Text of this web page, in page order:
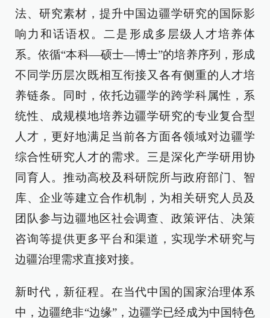
法、研究素材，提升中国边疆学研究的国际影
响力和话语权。二是形成多层级人才培养体
系。依循“本科—硕士—博士”的培养序列，形成
不同学历层次既相互衔接又各有侧重的人才培
养链条。同时，依托边疆学的跨学科属性，系
统性、成规模地培养边疆学研究的专业复合型
人才，更好地满足当前各方面各领域对边疆学
综合性研究人才的需求。三是深化产学研用协
同育人。推动高校及科研院所与政府部门、智
库、企业等建立合作机制，为相关研究人员及
团队参与边疆地区社会调查、政策评估、决策
咨询等提供更多平台和渠道，实现学术研究与
边疆治理需求直接对接。
新时代，新征程。在当代中国的国家治理体系
中，边疆绝非“边缘”，边疆学已经成为中国特色